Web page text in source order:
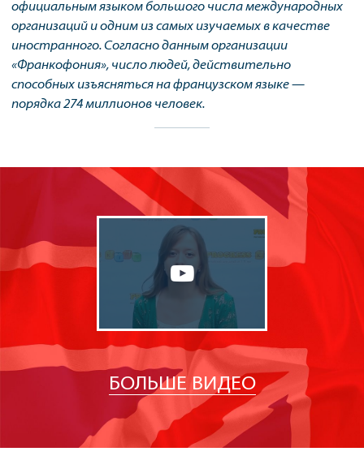
официальным языком большого числа международных
организаций и одним из самых изучаемых в качестве
иностранного. Согласно данным организации
«Франкофония», число людей, действительно
способных изъясняться на французском языке —
порядка 274 миллионов человек.
БОЛЬШЕ ВИДЕО